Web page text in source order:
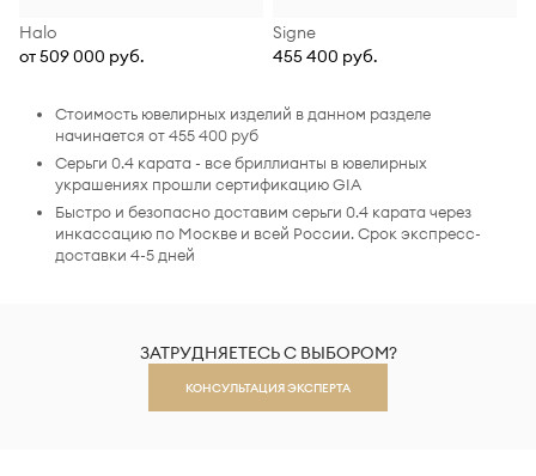
Halo
от 509 000 руб.
Signe
455 400 руб.
Стоимость ювелирных изделий в данном разделе
начинается от 455 400 руб
Серьги 0.4 карата - все бриллианты в ювелирных
украшениях прошли сертификацию GIA
Быстро и безопасно доставим серьги 0.4 карата через
инкассацию по Москве и всей России. Срок экспресс-
доставки 4-5 дней
ЗАТРУДНЯЕТЕСЬ С ВЫБОРОМ?
КОНСУЛЬТАЦИЯ ЭКСПЕРТА